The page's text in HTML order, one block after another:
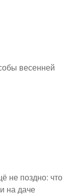
весенней
не поздно: что
на даче